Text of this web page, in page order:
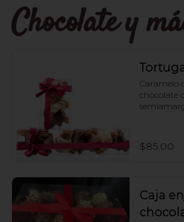
Pedidos
Chocolate y
Caramelo
chocolate
$85.00
Caja